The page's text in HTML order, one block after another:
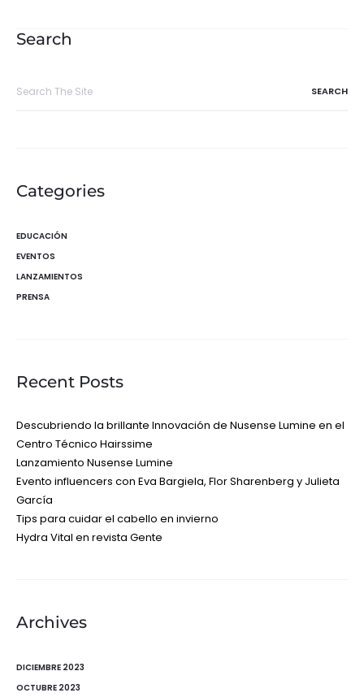
entradas
Search
Categories
EDUCACIÓN
EVENTOS
LANZAMIENTOS
PRENSA
Recent Posts
Descubriendo la brillante Innovación de Nusense Lumine en el
Centro Técnico Hairssime
Lanzamiento Nusense Lumine
Evento influencers con Eva Bargiela, Flor Sharenberg y Julieta
García
Tips para cuidar el cabello en invierno
Hydra Vital en revista Gente
Archives
DICIEMBRE 2023
OCTUBRE 2023